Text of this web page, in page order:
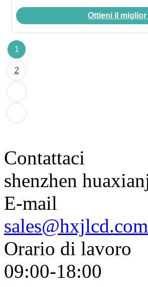
Ottieni il
1
2
Contattaci
shenzhen
E-mail
sales@hxjlcd.com
Orario di lavoro
09:00-18:00